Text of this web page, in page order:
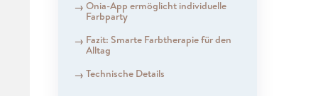
Onia-App ermöglicht individuelle
Farbparty
Fazit: Smarte Farbtherapie für den
Alltag
Technische Details